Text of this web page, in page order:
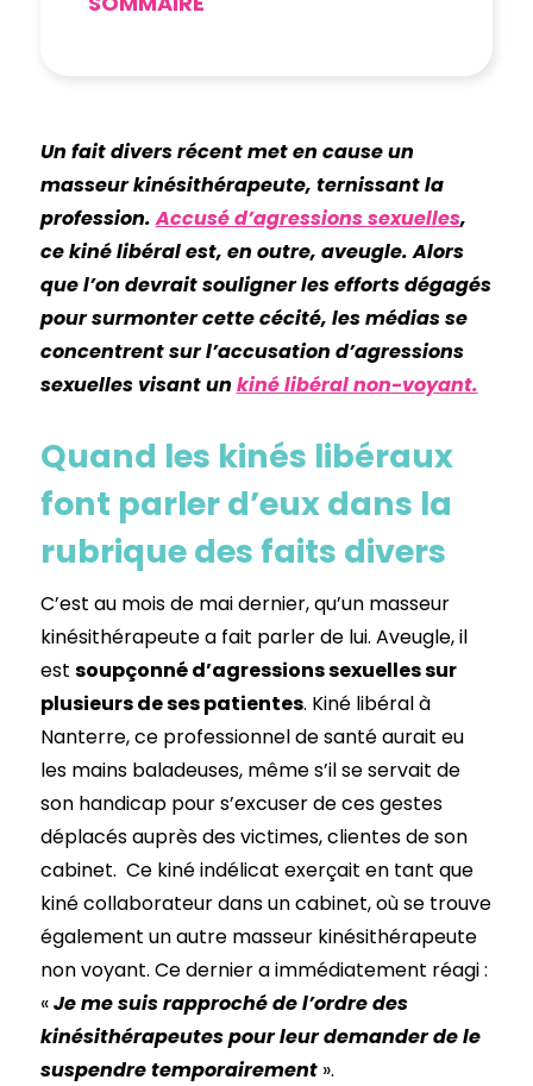
Un fait divers récent met en cause un
masseur kinésithérapeute, ternissant la
profession.Accusé d’agressions sexuelles,
ce kiné libéral est, en outre, aveugle. Alors
que l’on devrait souligner les efforts dégagés
pour surmonter cette cécité, les médias se
concentrent sur l’accusation d’agressions
sexuelles visant un kiné libéral non-voyant.
Quand les kinés libéraux
font parler d’eux dans la
rubrique des faits divers
C’est au mois de mai dernier, qu’un masseur
kinésithérapeute a fait parler de lui. Aveugle, il
est soupçonné d’agressions sexuelles sur
plusieurs de ses patientes. Kiné libéral à
Nanterre, ce professionnel de santé aurait eu
les mains baladeuses, même s’il se servait de
son handicap pour s’excuser de ces gestes
déplacés auprès des victimes, clientes de son
cabinet. Ce kiné indélicat exerçait en tant que
kiné collaborateur dans un cabinet, où se trouve
également un autre masseur kinésithérapeute
non voyant. Ce dernier a immédiatement réagi :
«Je me suis rapproché de l’ordre des
kinésithérapeutes pour leur demander de le
suspendre temporairement».